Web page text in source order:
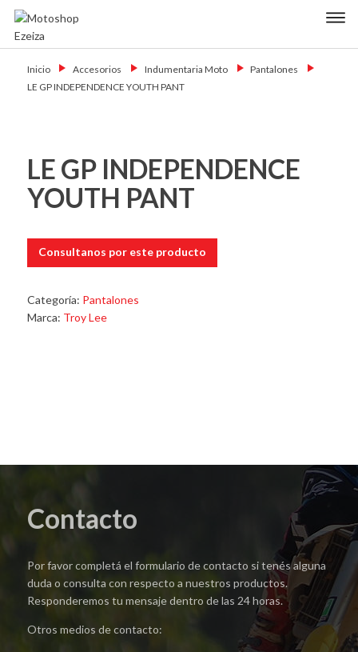
Skip
content
Motoshop
Ezeiza
Primary Menu
Inicio→ Accesorios → Indumentaria Moto→ Pantalones →
LE GP INDEPENDENCE YOUTH PANT
LE GP INDEPENDENCE
YOUTH PANT
Consultanos por este producto
Categoría: Pantalones
Marca: Troy Lee
Contacto
Por favor completá el formulario de contacto si tenés alguna
duda o consulta con respecto a nuestros productos.
Responderemos tu mensaje dentro de las 24 horas.
Otros medios de contacto: